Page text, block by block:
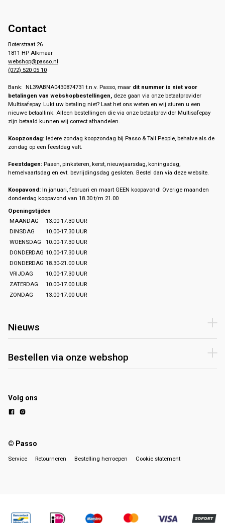
Contact
Boterstraat 26
1811 HP Alkmaar
webshop@passo.nl
(072) 520 05 10
Bank: NL39ABNA0430874731 t.n.v. Passo, maar dit nummer is niet voor
betalingen van webshopbestellingen, deze gaan via onze betaalprovider
Multisafepay. Lukt uw betaling niet? Laat het ons weten en wij sturen u een
nieuwe betaallink. Alleen bestellingen die via onze betaalprovider Multisafepay
zijn betaald kunnen wij correct afhandelen.
Koopzondag: Iedere zondag koopzondag bij Passo & Tall People, behalve als de
zondag op een feestdag valt.
Feestdagen: Pasen, pinksteren, kerst, nieuwjaarsdag, koningsdag,
hemelvaartsdag en evt. bevrijdingsdag gesloten. Bestel dan via deze website.
Koopavond: In januari, februari en maart GEEN koopavond! Overige maanden
donderdag koopavond van 18.30 t/m 21.00
Openingstijden
MAANDAG
13.00-17.30 UUR
DINSDAG
10.00-17.30 UUR
WOENSDAG
10.00-17.30 UUR
DONDERDAG 10.00-17.30 UUR
DONDERDAG 18.30-21.00 UUR
VRIJDAG
10.00-17.30 UUR
ZATERDAG
10.00-17.00 UUR
ZONDAG
13.00-17.00 UUR
Nieuws
Bestellen via onze webshop
Volg ons
© Passo
Service Retourneren Bestelling herroepen Cookie statement